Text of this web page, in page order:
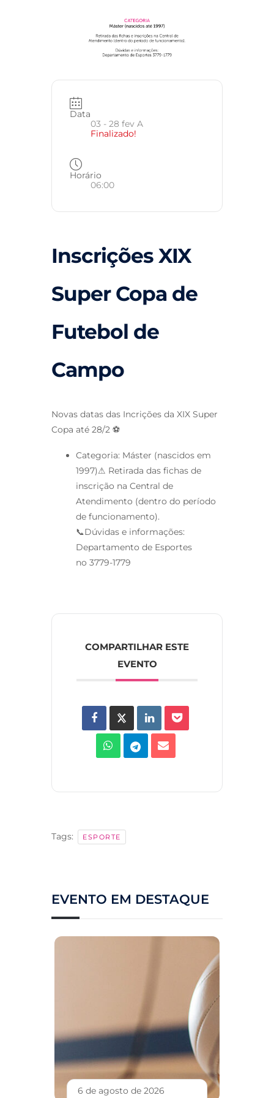
Data
03 - 28 fev A
Finalizado!
Horário
06:00
Inscrições XIX
Super Copa de
Futebol de
Campo
Novas datas das Incrições da XIX Super
Copa até 28/2 ⚽️
Categoria: Máster (nascidos em
1997)⚠ Retirada das fichas de
inscrição na Central de
Atendimento (dentro do período
de funcionamento).
📞Dúvidas e informações:
Departamento de Esportes
no 3779-1779
COMPARTILHAR ESTE
EVENTO
Tags: ESPORTE
EVENTO EM DESTAQUE
6 de agosto de 2026